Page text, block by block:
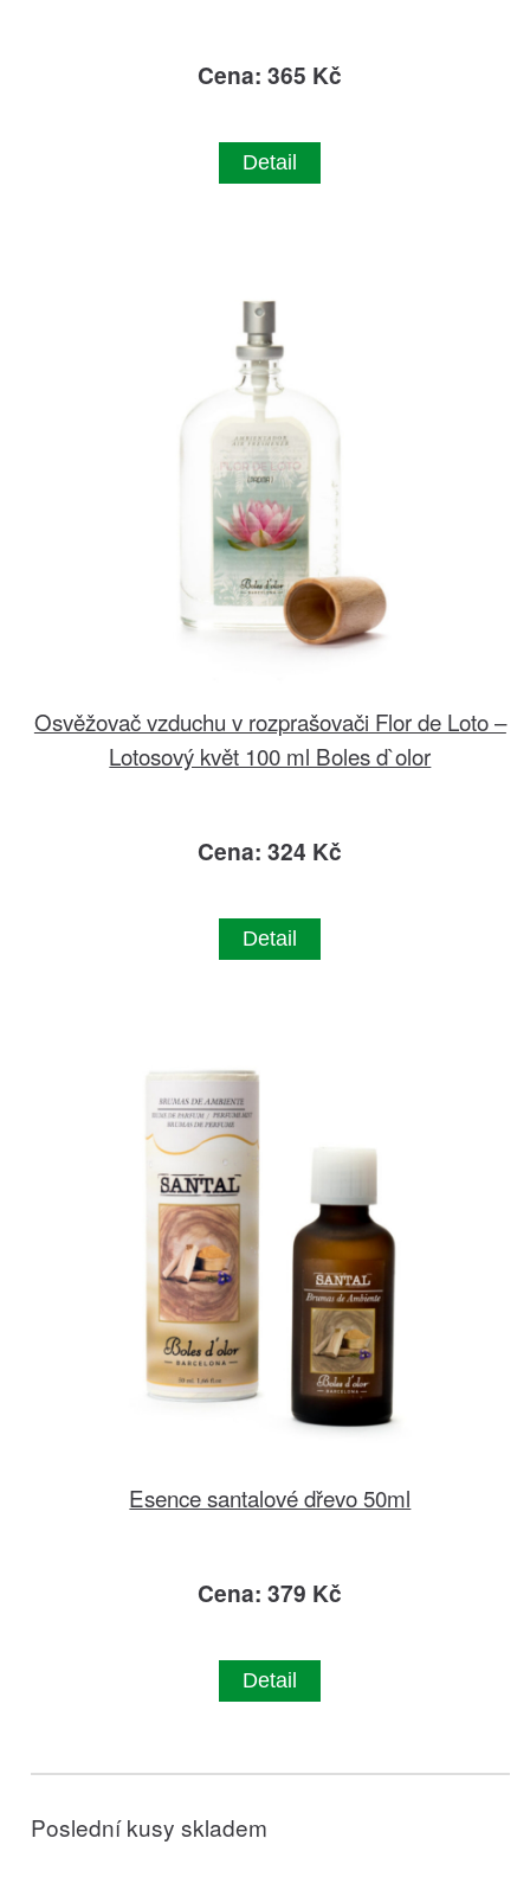
Cena: 365 Kč
Detail
Osvěžovač vzduchu v rozprašovači Flor de Loto –
Lotosový květ 100 ml Boles d`olor
Cena: 324 Kč
Detail
Esence santalové dřevo 50ml
Cena: 379 Kč
Detail
Poslední kusy skladem